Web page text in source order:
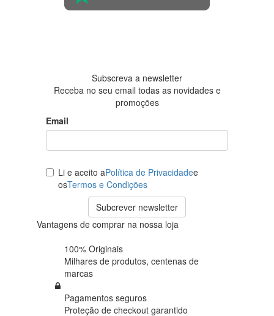
Subscreva a newsletter
Receba no seu email todas as novidades e
promoções
Email
Li e aceito aPolítica de Privacidadee
osTermos e Condições
Subcrever newsletter
Vantagens de comprar na nossa loja
100% Originais
Milhares de produtos, centenas de
marcas
Pagamentos seguros
Proteção de checkout garantido